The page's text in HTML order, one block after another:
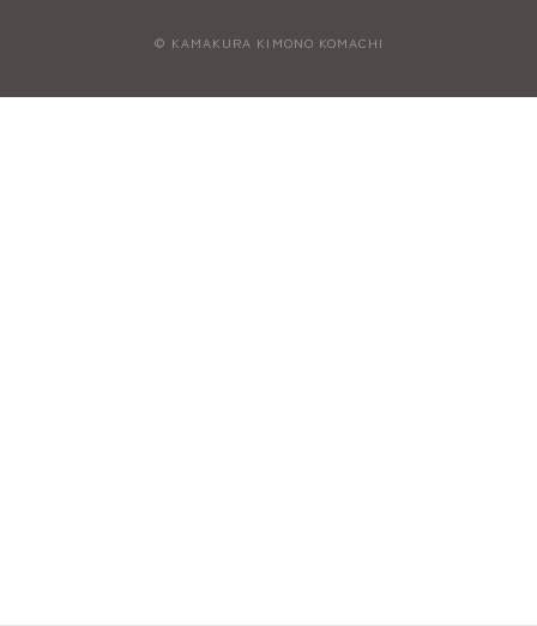
© KAMAKURA KIMONO KOMACHI